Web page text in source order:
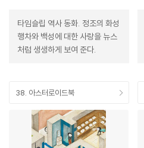
타임슬립 역사 동화. 정조의 화성
행차와 백성에 대한 사랑을 뉴스
처럼 생생하게 보여 준다.
38. 아스터로이드북